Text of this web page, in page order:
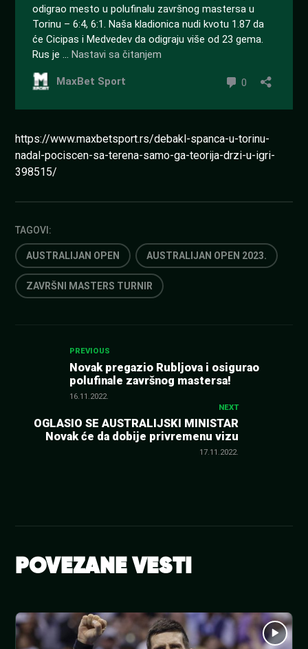
https://www.maxbetsport.rs/debakl-spanca-u-torinu-
nadal-pociscen-sa-terena-samo-ga-teorija-drzi-u-igri-
398515/
TAGOVI:
AUSTRALIJAN OPEN AUSTRALIJAN OPEN 2023.
ZAVRŠNI MASTERS TURNIR
Kretanje
članka
PREVIOUS
Novak pregazio Rubljova i osigurao
polufinale završnog mastersa!
16.11.2022.
NEXT
OGLASIO SE AUSTRALIJSKI MINISTAR
Novak će da dobije privremenu vizu
17.11.2022.
POVEZANE VESTI